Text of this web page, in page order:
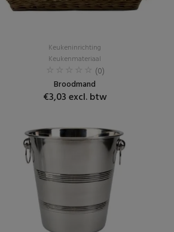
Keukeninrichting
Keukenmateriaal
(0)
Broodmand
€3,03 excl. btw